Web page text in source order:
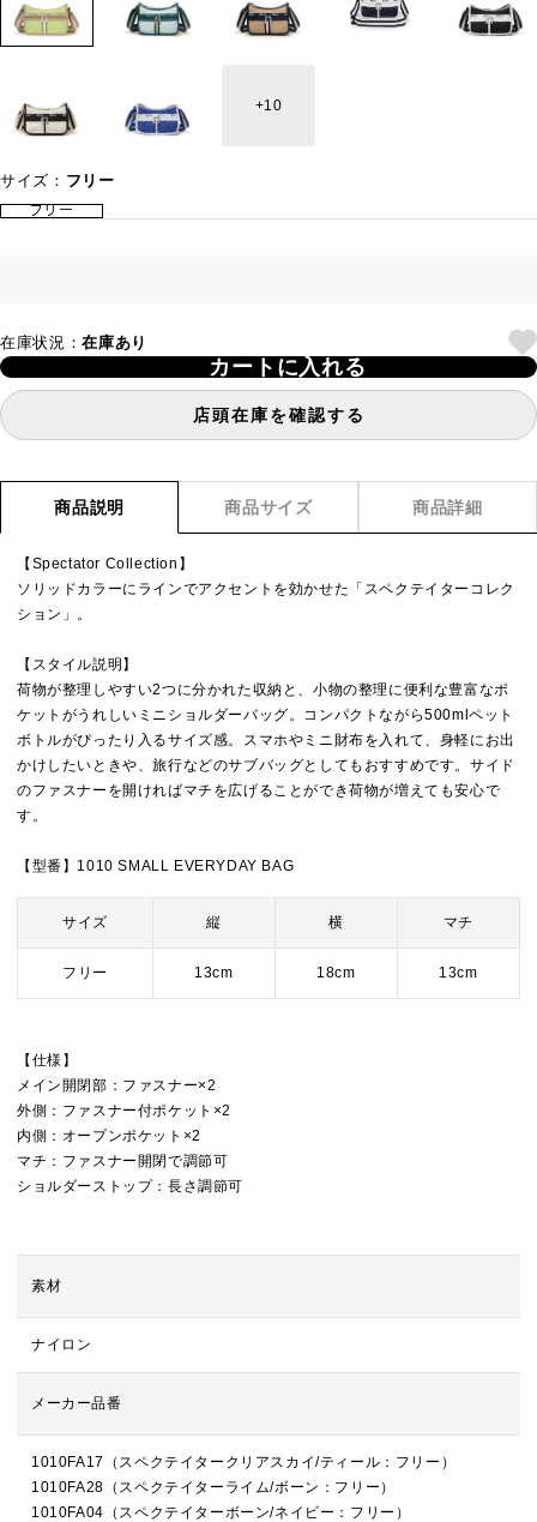
10
サイズ： フリー
フリー
在庫状況：在庫あり
カートに入れる
店頭在庫を確認する
商品説明 商品サイズ 商品詳細
【Spectator Collection】
ソリッドカラーにラインでアクセントを効かせた「スペクテイターコレク
ション」。
【スタイル説明】
荷物が整理しやすい2つに分かれた収納と、小物の整理に便利な豊富なポ
ケットがうれしいミニショルダーバッグ。コンパクトながら500mlペット
ボトルがぴったり入るサイズ感。スマホやミニ財布を入れて、身軽にお出
かけしたいときや、旅行などのサブバッグとしてもおすすめです。サイド
のファスナーを開ければマチを広げることができ荷物が増えても安心で
す。
【型番】1010 SMALL EVERYDAY BAG
サイズ 縦 横 マチ
フリー 13cm 18cm 13cm
【仕様】
メイン開閉部：ファスナー×2
外側：ファスナー付ポケット×2
内側：オープンポケット×2
マチ：ファスナー開閉で調節可
ショルダーストップ：長さ調節可
素材
ナイロン
メーカー品番
1010FA17（スペクテイタークリアスカイ/ティール：フリー）
1010FA28（スペクテイターライム/ボーン：フリー）
1010FA04（スペクテイターボーン/ネイビー：フリー）